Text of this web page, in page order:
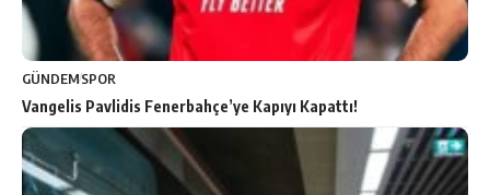
GÜNDEMSPOR
Vangelis Pavlidis Fenerbahçe’ye Kapıyı Kapattı!